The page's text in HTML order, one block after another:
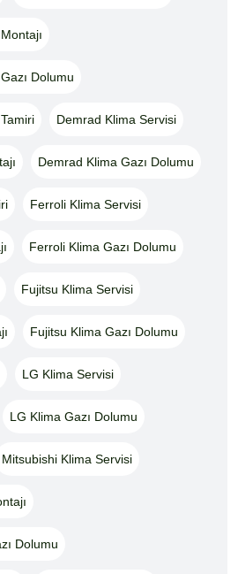
Dolumu
Demrad Klima Servisi
Demrad Klima Gazı Dolumu
Ferroli Klima Servisi
Ferroli Klima Gazı Dolumu
Fujitsu Klima Servisi
Fujitsu Klima Gazı Dolumu
LG Klima Servisi
LG Klima Gazı Dolumu
Mitsubishi Klima Servisi
Dolumu